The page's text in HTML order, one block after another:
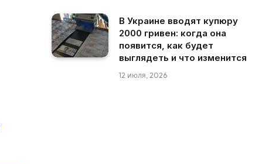
В Украине вводят купюру
2000 гривен: когда она
появится, как будет
выглядеть и что изменится
12 июля, 2026